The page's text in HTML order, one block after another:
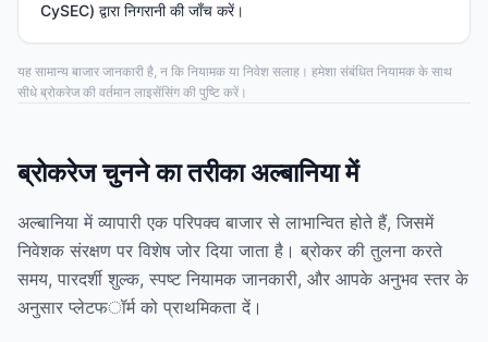
CySEC) द्वारा निगरानी की जाँच करें।
यह सामान्य बाजार जानकारी है, न कि नियामक या निवेश सलाह। हमेशा संबंधित नियामक के साथ
सीधे ब्रोकरेज की वर्तमान लाइसेंसिंग की पुष्टि करें।
ब्रोकरेज चुनने का तरीका अल्बानिया में
अल्बानिया में व्यापारी एक परिपक्व बाजार से लाभान्वित होते हैं, जिसमें
निवेशक संरक्षण पर विशेष जोर दिया जाता है। ब्रोकर की तुलना करते
समय, पारदर्शी शुल्क, स्पष्ट नियामक जानकारी, और आपके अनुभव स्तर के
अनुसार प्लेटफॉर्म को प्राथमिकता दें।